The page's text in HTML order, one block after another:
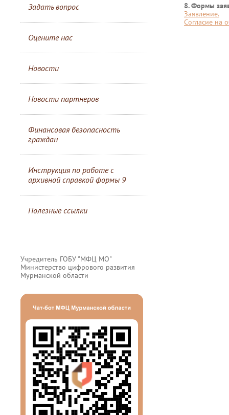
Задать вопрос
Оцените нас
Новости
Новости партнеров
Финансовая безопасность
граждан
Инструкция по работе с
архивной справкой формы 9
Полезные ссылки
Учредитель ГОБУ "МФЦ МО"
Министерство цифрового развития
Мурманской области
8. Формы
Заявление.
Согласие на